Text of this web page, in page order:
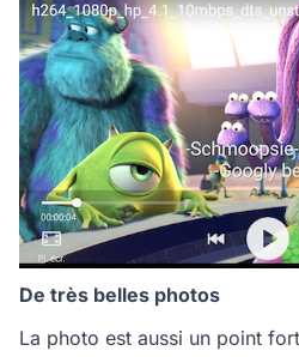
De très belles photos
La photo est aussi un point